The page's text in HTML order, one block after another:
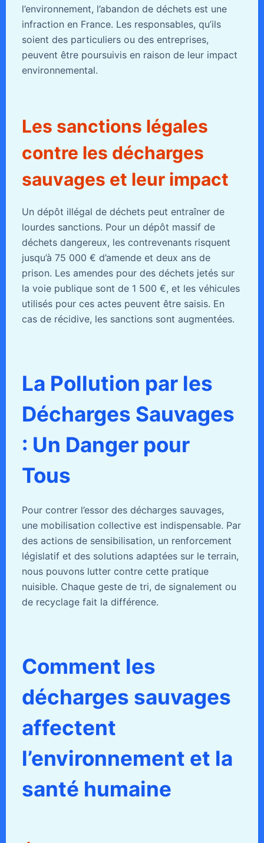
l’environnement, l’abandon de déchets est une
infraction en France. Les responsables, qu’ils
soient des particuliers ou des entreprises,
peuvent être poursuivis en raison de leur impact
environnemental.
Les sanctions légales
contre les décharges
sauvages et leur impact
Un dépôt illégal de déchets peut entraîner de
lourdes sanctions. Pour un dépôt massif de
déchets dangereux, les contrevenants risquent
jusqu’à 75 000 € d’amende et deux ans de
prison. Les amendes pour des déchets jetés sur
la voie publique sont de 1 500 €, et les véhicules
utilisés pour ces actes peuvent être saisis. En
cas de récidive, les sanctions sont augmentées.
La Pollution par les
Décharges Sauvages
: Un Danger pour
Tous
Pour contrer l’essor des décharges sauvages,
une mobilisation collective est indispensable. Par
des actions de sensibilisation, un renforcement
législatif et des solutions adaptées sur le terrain,
nous pouvons lutter contre cette pratique
nuisible. Chaque geste de tri, de signalement ou
de recyclage fait la différence.
Comment les
décharges sauvages
affectent
l’environnement et la
santé humaine